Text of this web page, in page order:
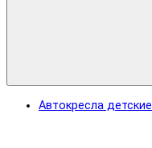
Автокресла детские